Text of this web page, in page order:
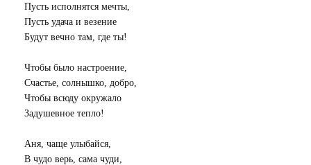
Пусть исполнятся мечты,
Пусть удача и везение
Будут вечно там, где ты!
Чтобы было настроение,
Счастье, солнышко, добро,
Чтобы всюду окружало
Задушевное тепло!
Аня, чаще улыбайся,
В чудо верь, сама чуди,